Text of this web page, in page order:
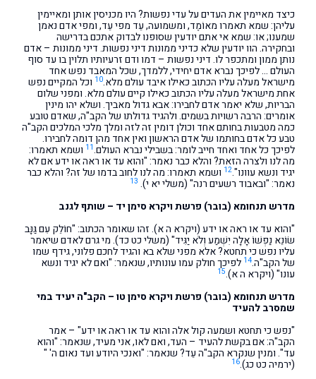
כיצד מאיימין את העדים על עדי נפשות? היו מכניסין אותן ומאיימין
עליהן: שמא תאמרו מאוֹמֶד, ומשמועה, עֵד מפי עֵד, ומפי אדם נאמן
שמענו; או: שמא אי אתם יודעין שסופנו לבדוק אתכם בדרישה
ובחקירה. הוו יודעין שלא כדיני ממונות דיני נפשות. דיני ממונות – אדם
נותן ממון ומתכפר לו. דיני נפשות – דמו ודם זרעיותיו תלוין בו עד סוף
העולם … לפיכך נברא אדם יחידי, ללמדך, שכל המאבד נפש אחד
מישראל מעלה עליו הכתוב כאילו איבד עולם מלא.10 וכל המקיים נפש
אחת מישראל מעלה עליו הכתוב כאילו קיים עולם מלא. ומפני שלום
הבריות, שלא יאמר אדם לחבירו: אבא גדול מאביך. ושלא יהו מינין
אומרים: הרבה רשויות בשמים. ולהגיד גדולתו של הקב"ה, שאדם טובע
כמה מטבעות בחותם אחד וכולן דומין זה לזה ומלך מלכי המלכים הקב"ה
טבע כל אדם בחותמו של אדם הראשון ואין אחד מהן דומה לחבירו.
לפיכך כל אחד ואחד חייב לומר: בשבילי נברא העולם.11 ושמא תאמרו:
מה לנו ולצרה הזאת? והלא כבר נאמר: "והוא עד או ראה או ידע אם לא
יגיד ונשא עוונו".12 ושמא תאמרו: מה לנו לחוב בדמו של זה? והלא כבר
נאמר: "ובאבוד רשעים רנה" (משלי יא י). 13
מדרש תנחומא (בובר) פרשת ויקרא סימן יד – שותף לגנב
"והוא עד או ראה או ידע (ויקרא ה א). זהו שאומר הכתוב: "חוֹלֵק עִם גַּנָּב
שׂוֹנֵא נַפְשׁוֹ אָלָה יִשְׁמַע וְלֹא יַגִּיד" (משלי כט כד). מי גרם לאדם שיאמר
עליו נפש כי תחטא? אלא מפני שלא בא והגיד לחכם פלוני, גידף שמו
של הקב"ה.14 לפיכך חולק עמו עונותיו, שנאמר: "ואם לא יגיד ונשא
עונו" (ויקרא ה א).15
מדרש תנחומא (בובר) פרשת ויקרא סימן טו – הקב"ה יעיד במי
שמסרב להעיד
"נפש כי תחטא ושמעה קול אלה והוא עד או ראה או ידע" – אמר
הקב"ה: אם בקשת להעיד – העד, ואם לאו, אני מעיד, שנאמר: "והוא
עד". ומנין שנקרא הקב"ה עֵד? שנאמר: "ואנכי היודע ועד נאום ה' "
(ירמיה כט כג).16